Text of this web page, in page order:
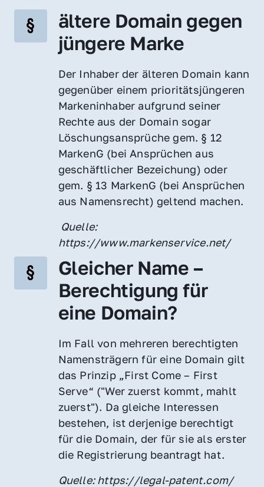
ältere Domain gegen
jüngere Marke
Der Inhaber der älteren Domain kann
gegenüber einem prioritätsjüngeren
Markeninhaber aufgrund seiner
Rechte aus der Domain sogar
Löschungsansprüche gem. § 12
MarkenG (bei Ansprüchen aus
geschäftlicher Bezeichung) oder
gem. § 13 MarkenG (bei Ansprüchen
aus Namensrecht) geltend machen.
https://www.markenservice.net/
Gleicher Name –
Berechtigung für
eine Domain?
Im Fall von mehreren berechtigten
Namensträgern für eine Domain gilt
das Prinzip „First Come – First
Serve“ ("Wer zuerst kommt, mahlt
zuerst"). Da gleiche Interessen
bestehen, ist derjenige berechtigt
für die Domain, der für sie als erster
die Registrierung beantragt hat.
Quelle: https://legal-patent.com/